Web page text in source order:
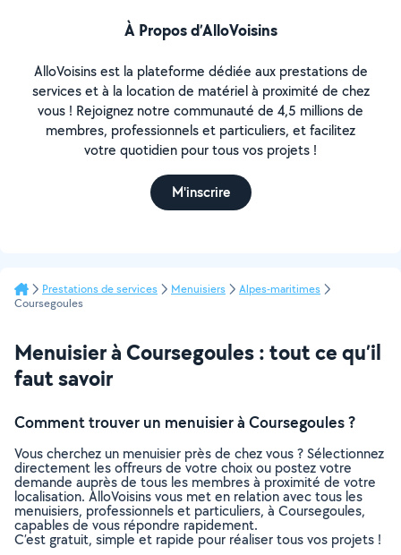
À Propos d’AlloVoisins
AlloVoisins est la plateforme dédiée aux prestations de
services et à la location de matériel à proximité de chez
vous ! Rejoignez notre communauté de 4,5 millions de
membres, professionnels et particuliers, et facilitez
votre quotidien pour tous vos projets !
M'inscrire
Prestations de services Menuisiers
Alpes-maritimes
Coursegoules
Menuisier à Coursegoules : tout ce qu’il
faut savoir
Comment trouver un menuisier à Coursegoules ?
Vous cherchez un menuisier près de chez vous ? Sélectionnez
directement les offreurs de votre choix ou postez votre
demande auprès de tous les membres à proximité de votre
localisation. AlloVoisins vous met en relation avec tous les
menuisiers, professionnels et particuliers, à Coursegoules,
capables de vous répondre rapidement.
C’est gratuit, simple et rapide pour réaliser tous vos projets !